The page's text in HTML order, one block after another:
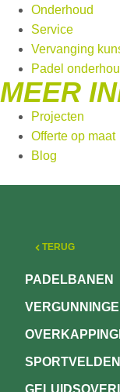
Onderhoud
Service
Vervanging
Padel
MEER
Projecten
Offerte op maat
Blog
TERUG
PADELBANEN
SPORTVELDEN